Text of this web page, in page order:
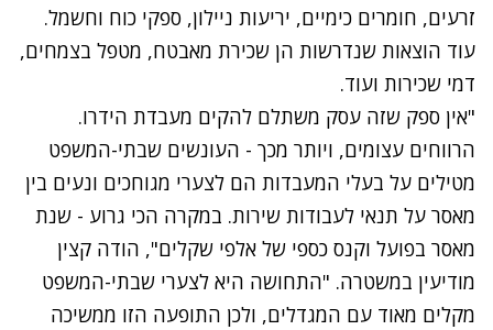
זרעים, חומרים כימיים, יריעות ניילון, ספקי כוח וחשמל.
עוד הוצאות שנדרשות הן שכירת מאבטח, מטפל בצמחים,
דמי שכירות ועוד.
"אין ספק שזה עסק משתלם להקים מעבדת הידרו.
הרווחים עצומים, ויותר מכך - העונשים שבתי-המשפט
מטילים על בעלי המעבדות הם לצערי מגוחכים ונעים בין
מאסר על תנאי לעבודות שירות. במקרה הכי גרוע - שנת
מאסר בפועל וקנס כספי של אלפי שקלים", הודה קצין
מודיעין במשטרה. "התחושה היא לצערי שבתי-המשפט
מקלים מאוד עם המגדלים, ולכן התופעה הזו ממשיכה